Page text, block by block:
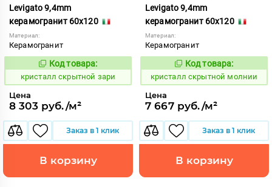
Levigato 9,4mm
керамогранит 60x120
Материал:
Керамогранит
823778
Код товара:
кристалл скрытной зари
Цена
8 303 руб./м²
Заказ в 1 клик
В корзину
Levigato 9,4mm
керамогранит 60x120
Материал:
Керамогранит
823803
Код товара:
кристалл скрытной молнии
Цена
7 667 руб./м²
Заказ в 1 клик
В корзину